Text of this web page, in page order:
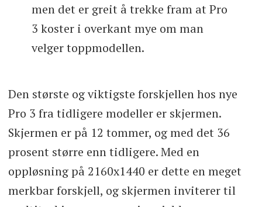
men det er greit å trekke fram at Pro
3 koster i overkant mye om man
velger toppmodellen.
Den største og viktigste forskjellen hos nye
Pro 3 fra tidligere modeller er skjermen.
Skjermen er på 12 tommer, og med det 36
prosent større enn tidligere. Med en
oppløsning på 2160x1440 er dette en meget
merkbar forskjell, og skjermen inviterer til